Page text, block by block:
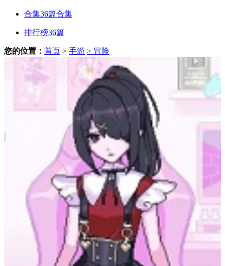
合集36篇合集
排行榜36篇
您的位置： 首页 > 手游 > 冒险